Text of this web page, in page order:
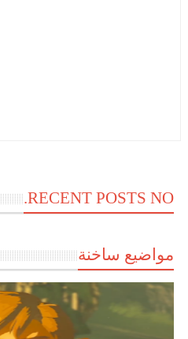
RECENT POSTS NO.
مواضيع ساخنة